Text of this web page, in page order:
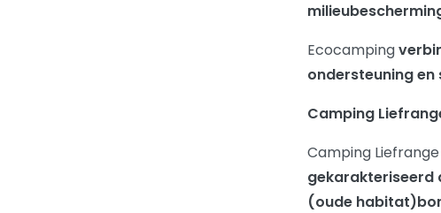
Ecocamping
ondersteuning
Camping
Camping
gekarakteriseerd
(oude